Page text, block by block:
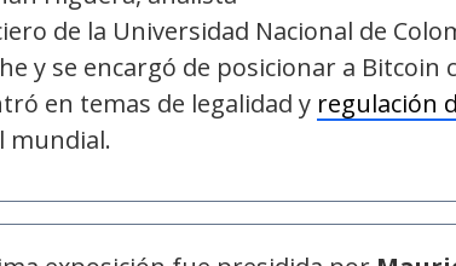
de la Universidad Nacional de
y se encargó de posicionar a
en temas de legalidad y regulación
mundial.